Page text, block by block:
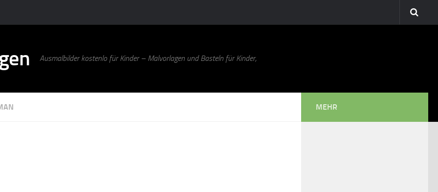
Ausmalbilder kostenlo für Kinder – Malvorlagen und Basteln für Kinder,
MEHR